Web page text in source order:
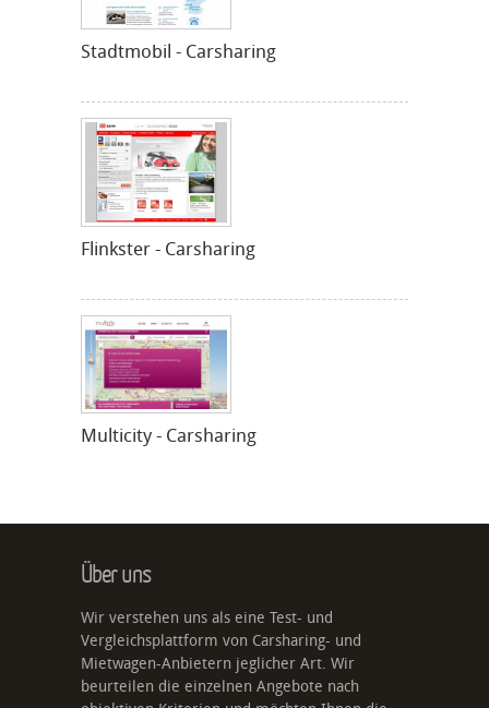
Stadtmobil - Carsharing
Flinkster - Carsharing
Multicity - Carsharing
Über uns
Wir verstehen uns als eine Test- und
Vergleichsplattform von Carsharing- und
Mietwagen-Anbietern jeglicher Art. Wir
beurteilen die einzelnen Angebote nach